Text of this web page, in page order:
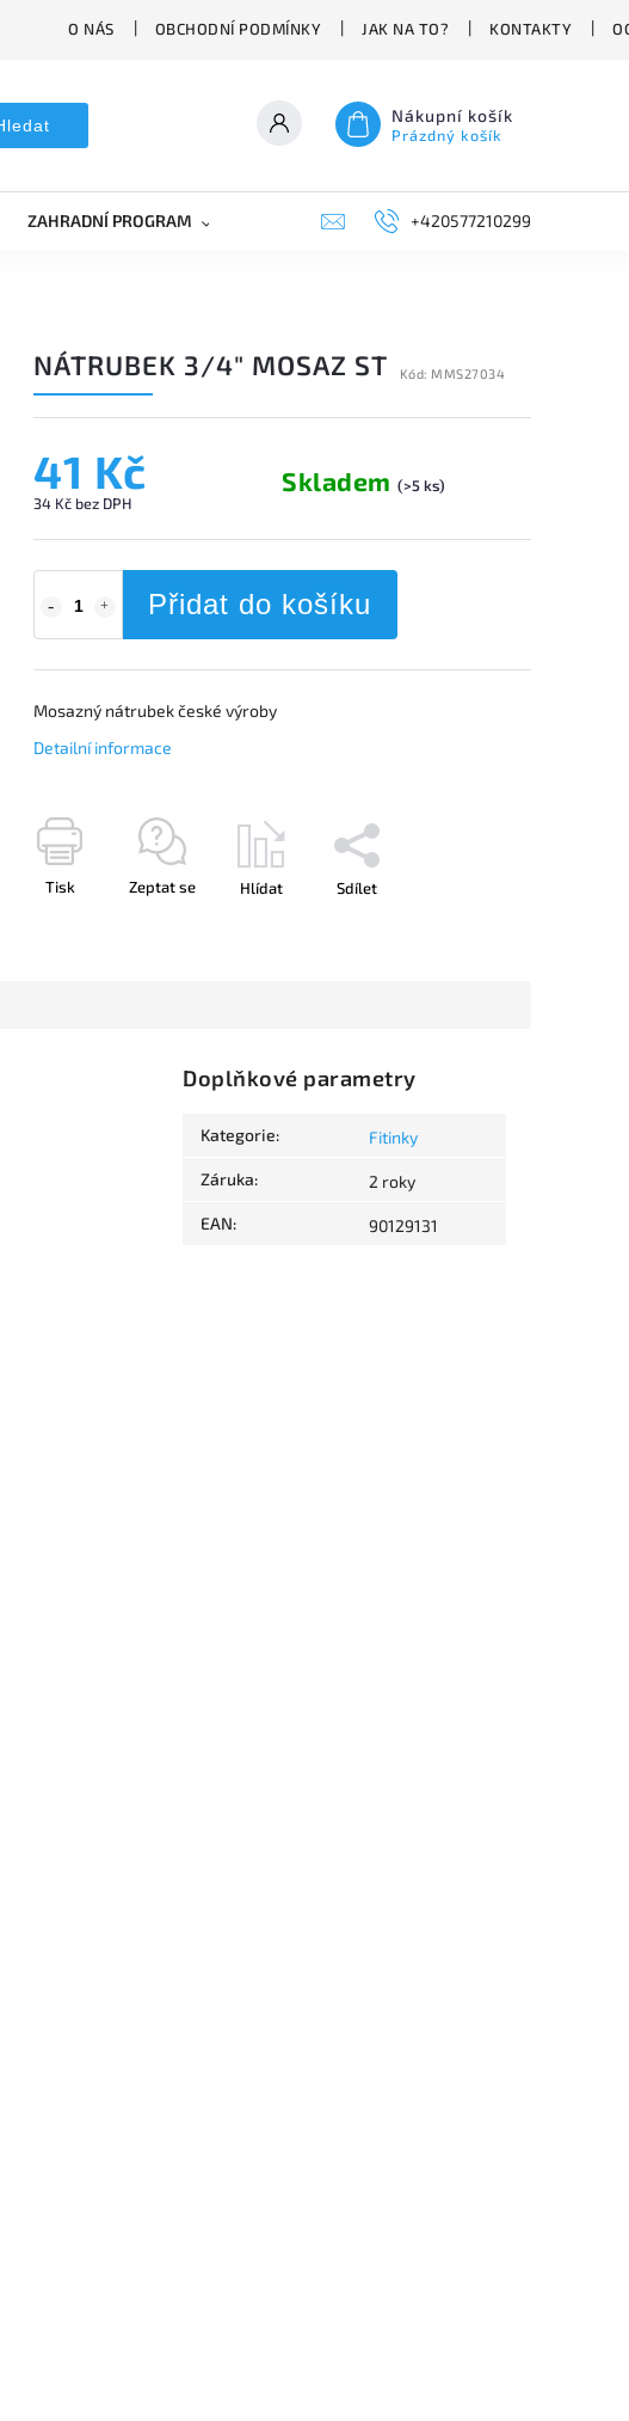
O NÁS OBCHODNÍ PODMÍNKY JAK NA TO? KONTAKTY
Nákupní košík
Prázdný košík
ZAHRADNÍ PROGRAM NÁHRADNÍ DÍLY PRŮMYSLOVÁ TECHNIKA
+420577210299
NÁTRUBEK 3/4" MOSAZ ST Kód: MMS27034
41 Kč
34 Kč bez DPH
Skladem(>5 ks)
Přidat do košíku
Mosazný nátrubek české výroby
Detailní informace
Tisk Zeptat se Hlídat Sdílet
Doplňkové parametry
Kategorie: Fitinky
Záruka: 2 roky
EAN: 90129131